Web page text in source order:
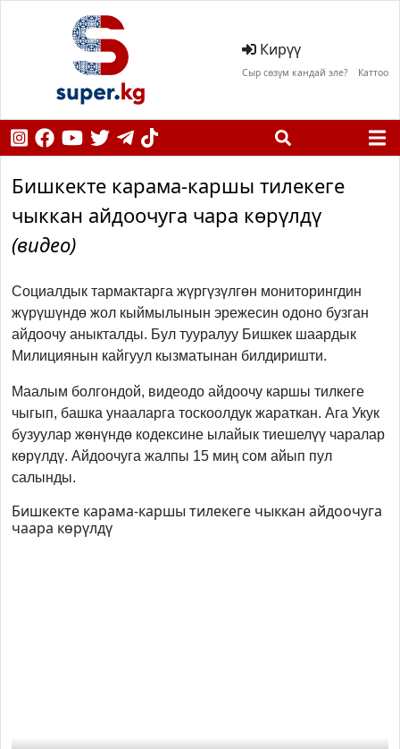
Кирүү
Сыр сөзүм кандай эле? Каттоо
Бишкекте карама-каршы тилекеге
чыккан айдоочуга чара көрүлдү
(видео)
Социалдык тармактарга жүргүзүлгөн мониторингдин
жүрүшүндө жол кыймылынын эрежесин одоно бузган
айдоочу аныкталды. Бул тууралуу Бишкек шаардык
Милициянын кайгуул кызматынан билдиришти.
Маалым болгондой, видеодо айдоочу каршы тилкеге
чыгып, башка унааларга тоскоолдук жараткан. Ага Укук
бузуулар жөнүндө кодексине ылайык тиешелүү чаралар
көрүлдү. Айдоочуга жалпы 15 миң сом айып пул
салынды.
Бишкекте карама-каршы тилекеге чыккан айдоочуга
чаара көрүлдү